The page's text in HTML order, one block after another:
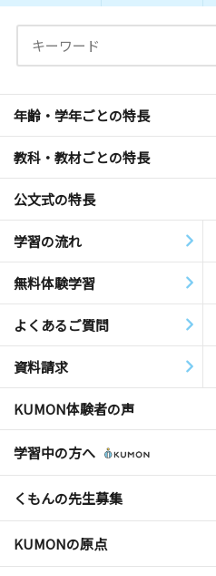
年齢・学年ごとの特長
教科・教材ごとの特長
公文式の特長
学習の流れ
無料体験学習
よくあるご質問
資料請求
KUMON体験者の声
学習中の方へ
くもんの先生募集
KUMONの原点